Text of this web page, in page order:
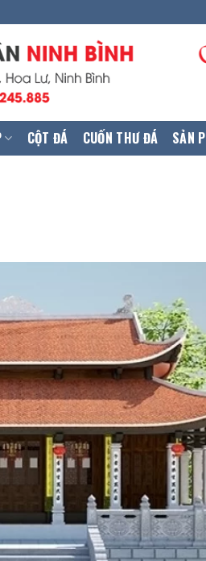
CỘT ĐÁ CUỐN THƯ ĐÁ SẢN